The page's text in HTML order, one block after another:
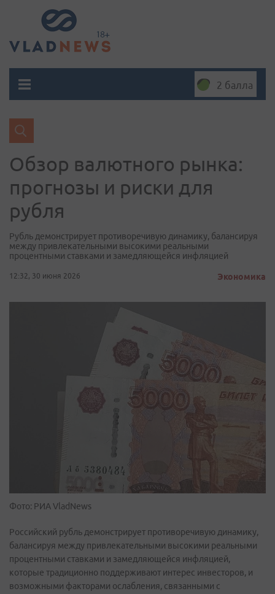
2 балла
Обзор валютного рынка:
прогнозы и риски для
рубля
Рубль демонстрирует противоречивую динамику, балансируя
между привлекательными высокими реальными
процентными ставками и замедляющейся инфляцией
12:32, 30 июня 2026 Экономика
Фото: РИА VladNews
Российский рубль демонстрирует противоречивую динамику,
балансируя между привлекательными высокими реальными
процентными ставками и замедляющейся инфляцией,
которые традиционно поддерживают интерес инвесторов, и
возможными факторами ослабления, связанными с